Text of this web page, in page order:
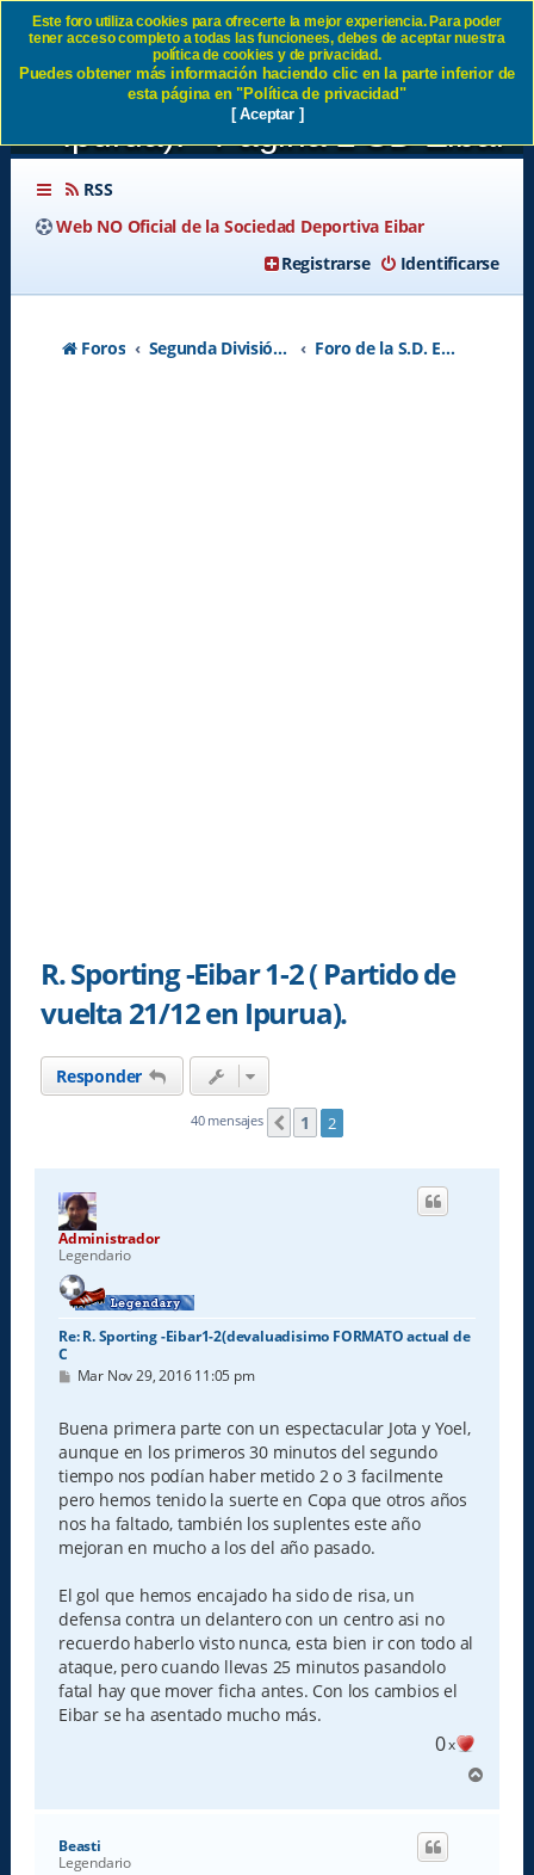
R. Sporting -Eibar 1-2 (
Partido de vuelta 21/12 en
Ipurua). - Página 2 SD Eibar
RSS
Web NO Oficial de la Sociedad Deportiva Eibar
Identificarse
Registrarse
Foros Segunda División A - Temporada 2026-2027 Foro de la S.D. Eibar
R. Sporting -Eibar 1-2 ( Partido de
vuelta 21/12 en Ipurua).
Responder
40 mensajes Anterior
1 2
Administrador
Legendario
Re: R. Sporting -Eibar1-2(devaluadisimo FORMATO actual de
C
M
s
a
j
e
Mar Nov 29, 2016 11:05 pm
Buena primera parte con un espectacular Jota y Yoel,
aunque en los primeros 30 minutos del segundo
tiempo nos podían haber metido 2 o 3 facilmente
pero hemos tenido la suerte en Copa que otros años
nos ha faltado, también los suplentes este año
mejoran en mucho a los del año pasado.
El gol que hemos encajado ha sido de risa, un
defensa contra un delantero con un centro asi no
recuerdo haberlo visto nunca, esta bien ir con todo al
ataque, pero cuando llevas 25 minutos pasandolo
fatal hay que mover ficha antes. Con los cambios el
Eibar se ha asentado mucho más.
0x
r
Beasti
Legendario
Este foro utiliza cookies para ofrecerte la mejor experiencia. Para poder
tener acceso completo a todas las funcionees, debes de aceptar nuestra
política de cookies y de privacidad.
Puedes obtener más información haciendo clic en la parte inferior de
esta página en "Política de privacidad"
[ Aceptar ]